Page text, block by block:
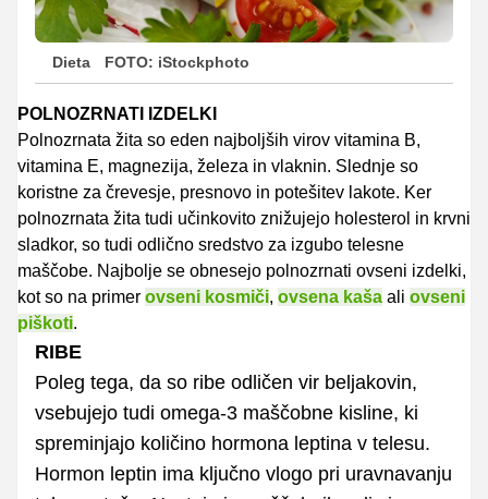
Dieta FOTO: iStockphoto
POLNOZRNATI IZDELKI
Polnozrnata žita so eden najboljših virov vitamina B,
vitamina E, magnezija, železa in vlaknin. Slednje so
koristne za črevesje, presnovo in potešitev lakote. Ker
polnozrnata žita tudi učinkovito znižujejo holesterol in krvni
sladkor, so tudi odlično sredstvo za izgubo telesne
maščobe. Najbolje se obnesejo polnozrnati ovseni izdelki,
kot so na primer ovseni kosmiči, ovsena kaša ali ovseni
piškoti.
RIBE
Poleg tega, da so ribe odličen vir beljakovin,
vsebujejo tudi omega-3 maščobne kisline, ki
spreminjajo količino hormona leptina v telesu.
Hormon leptin ima ključno vlogo pri uravnavanju